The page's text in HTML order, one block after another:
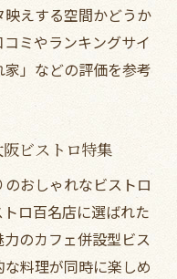
えする空間かどうか
ミやランキングサイ
」などの評価を参考
ビストロ特集
おしゃれなビストロ
ロ百名店に選ばれた
のカフェ併設型ビス
料理が同時に楽しめ